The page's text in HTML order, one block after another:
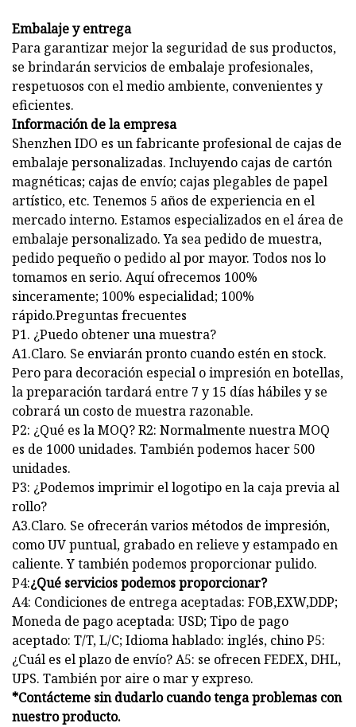
Embalaje y entrega
Para garantizar mejor la seguridad de sus productos,
se brindarán servicios de embalaje profesionales,
respetuosos con el medio ambiente, convenientes y
eficientes.
Información de la empresa
Shenzhen IDO es un fabricante profesional de cajas de
embalaje personalizadas. Incluyendo cajas de cartón
magnéticas; cajas de envío; cajas plegables de papel
artístico, etc. Tenemos 5 años de experiencia en el
mercado interno. Estamos especializados en el área de
embalaje personalizado. Ya sea pedido de muestra,
pedido pequeño o pedido al por mayor. Todos nos lo
tomamos en serio. Aquí ofrecemos 100%
sinceramente; 100% especialidad; 100%
rápido.Preguntas frecuentes
P1. ¿Puedo obtener una muestra?
A1.Claro. Se enviarán pronto cuando estén en stock.
Pero para decoración especial o impresión en botellas,
la preparación tardará entre 7 y 15 días hábiles y se
cobrará un costo de muestra razonable.
P2: ¿Qué es la MOQ? R2: Normalmente nuestra MOQ
es de 1000 unidades. También podemos hacer 500
unidades.
P3: ¿Podemos imprimir el logotipo en la caja previa al
rollo?
A3.Claro. Se ofrecerán varios métodos de impresión,
como UV puntual, grabado en relieve y estampado en
caliente. Y también podemos proporcionar pulido.
P4:¿Qué servicios podemos proporcionar?
A4: Condiciones de entrega aceptadas: FOB,EXW,DDP;
Moneda de pago aceptada: USD; Tipo de pago
aceptado: T/T, L/C; Idioma hablado: inglés, chino P5:
¿Cuál es el plazo de envío? A5: se ofrecen FEDEX, DHL,
UPS. También por aire o mar y expreso.
*Contácteme sin dudarlo cuando tenga problemas con
nuestro producto.